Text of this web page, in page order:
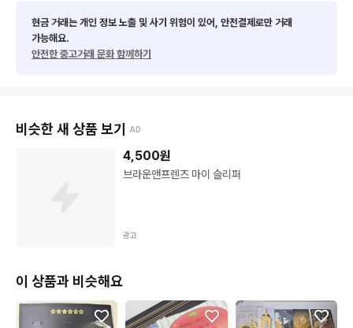
현금 거래는 개인 정보 노출 및 사기 위험이 있어, 안전결제로만 거래
가능해요.
안전한 중고거래 문화 함께하기
비슷한 새 상품 보기 AD
4,500원
브라운앤프렌즈 마이 슬리퍼
광고
이 상품과 비슷해요